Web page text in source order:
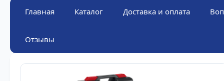
Главная Каталог Доставка и оплата
Отзывы